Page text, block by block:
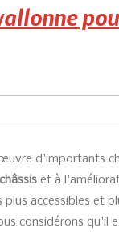
d'importants
et à
plus accessibles et
considérons qu'il